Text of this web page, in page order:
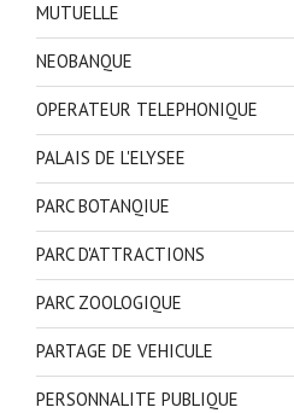
MUTUELLE
NEOBANQUE
OPERATEUR TELEPHONIQUE
PALAIS DE L'ELYSEE
PARC BOTANQIUE
PARC D'ATTRACTIONS
PARC ZOOLOGIQUE
PARTAGE DE VEHICULE
PERSONNALITE PUBLIQUE